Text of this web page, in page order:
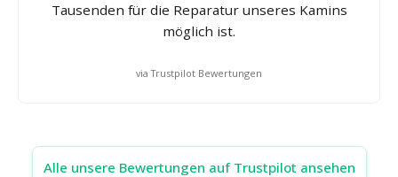
Tausenden für die Reparatur unseres Kamins
möglich ist.
via Trustpilot Bewertungen
Alle unsere Bewertungen auf Trustpilot ansehen